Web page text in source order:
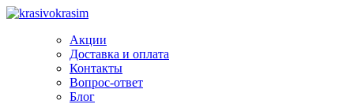
Акции
Доставка и оплата
Контакты
Вопрос-ответ
Блог